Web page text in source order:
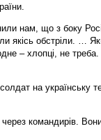
нам, що з боку
якісь обстріли. …
– хлопці, не
на українську
командирів.